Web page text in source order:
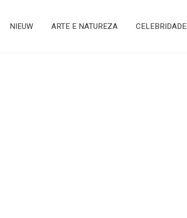
NIEUW ARTE E NATUREZA CELEBRIDADE